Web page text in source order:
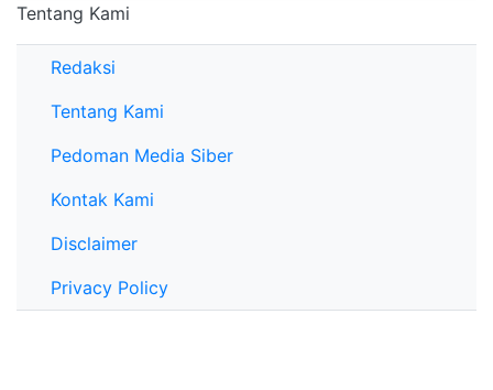
Tentang Kami
Redaksi
Tentang Kami
Pedoman Media Siber
Kontak Kami
Disclaimer
Privacy Policy